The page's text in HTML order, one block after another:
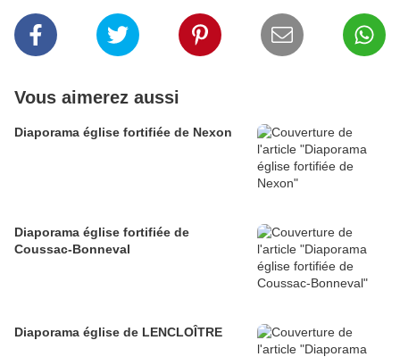
Vous aimerez aussi
Diaporama église fortifiée de Nexon
Diaporama église fortifiée de
Coussac-Bonneval
Diaporama église de LENCLOÎTRE